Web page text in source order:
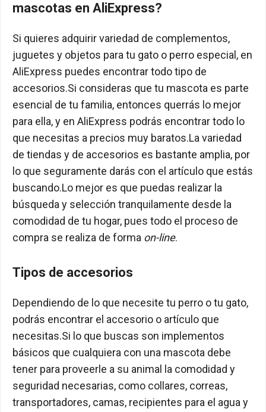
mascotas en AliExpress?
Si quieres adquirir variedad de complementos,
juguetes y objetos para tu gato o perro especial, en
AliExpress puedes encontrar todo tipo de
accesorios.Si consideras que tu mascota es parte
esencial de tu familia, entonces querrás lo mejor
para ella, y en AliExpress podrás encontrar todo lo
que necesitas a precios muy baratos.La variedad
de tiendas y de accesorios es bastante amplia, por
lo que seguramente darás con el artículo que estás
buscando.Lo mejor es que puedas realizar la
búsqueda y selección tranquilamente desde la
comodidad de tu hogar, pues todo el proceso de
compra se realiza de forma on-line.
Tipos de accesorios
Dependiendo de lo que necesite tu perro o tu gato,
podrás encontrar el accesorio o artículo que
necesitas.Si lo que buscas son implementos
básicos que cualquiera con una mascota debe
tener para proveerle a su animal la comodidad y
seguridad necesarias, como collares, correas,
transportadores, camas, recipientes para el agua y